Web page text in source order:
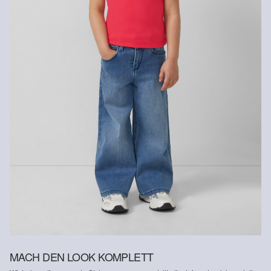
Rückerstattungsbetrag abgezogen.
Gastkunden können ihre Artikel innerhalb von 14 Tagen nach
Erhalt der Ware an uns zurückschicken. Fashion Card und VIP
Kunden haben nach Erhalt der Ware 30 Tage Zeit, um ihre Artikel
an uns zurückzusenden.
Weitere Informationen sind unserer „ Hilfe & FAQ
Deine Retoure kannst duHIERonline anmelden.
MACH DEN LOOK KOMPLETT